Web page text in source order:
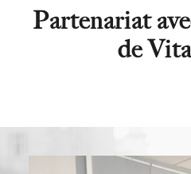
Partenariat
de